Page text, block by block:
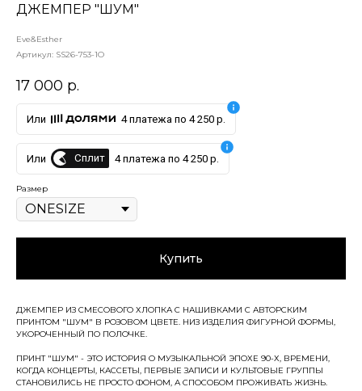
ДЖЕМПЕР "ШУМ"
Eve&Esther
Артикул: SS26-753-1O
17 000 р.
Или 4 платежа по 4 250 р.
Или Сплит 4 платежа по 4 250 р.
Размер
Купить
ДЖЕМПЕР ИЗ СМЕСОВОГО ХЛОПКА С НАШИВКАМИ С АВТОРСКИМ
ПРИНТОМ "ШУМ" В РОЗОВОМ ЦВЕТЕ. НИЗ ИЗДЕЛИЯ ФИГУРНОЙ ФОРМЫ,
УКОРОЧЕННЫЙ ПО ПОЛОЧКЕ.
ПРИНТ "ШУМ" - ЭТО ИСТОРИЯ О МУЗЫКАЛЬНОЙ ЭПОХЕ 90-Х, ВРЕМЕНИ,
КОГДА КОНЦЕРТЫ, КАССЕТЫ, ПЕРВЫЕ ЗАПИСИ И КУЛЬТОВЫЕ ГРУППЫ
СТАНОВИЛИСЬ НЕ ПРОСТО ФОНОМ, А СПОСОБОМ ПРОЖИВАТЬ ЖИЗНЬ.